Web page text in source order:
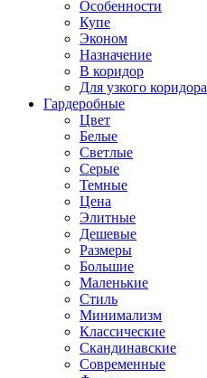
Особенности
Купе
Эконом
Назначение
В коридор
Для узкого коридора
Гардеробные
Цвет
Белые
Светлые
Серые
Темные
Цена
Элитные
Дешевые
Размеры
Большие
Маленькие
Стиль
Минимализм
Классические
Скандинавские
Современные